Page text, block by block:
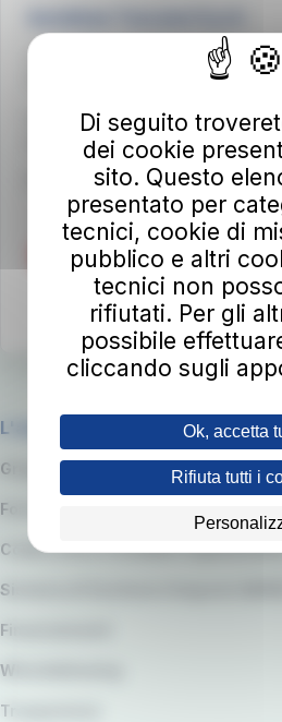
50032 Borgo San Lorenzo (FI)
Partita IVA 02194050486
autolineetoscane@pec.it
Per info e reclamiat-bus.it/
L'azienda
Gruppo RATP
Fornitori e Gare
Codice etico e modello
Sistema di Gestione integrato
Finanziamenti
Whistleblowing
Trasparenza
Di seguito
dei cookie
sito. Questo
presentato per
tecnici, cookie di
pubblico e altri
tecnici non
rifiutati. Per gli
possibile
cliccando sugli
Ok, accetta
Rifiuta tutti i